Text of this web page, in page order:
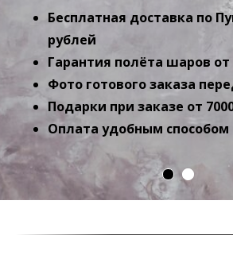
Бесплатная доставка по
рублей
Гарантия полёта шаров от
Фото готового заказа
Подарки при заказе от
Оплата удобным способом